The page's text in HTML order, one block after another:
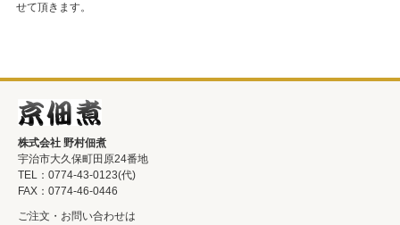
せて頂きます。
株式会社 野村佃煮
宇治市大久保町田原24番地
TEL：0774-43-0123(代)
FAX：0774-46-0446
ご注文・お問い合わせは